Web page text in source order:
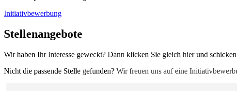
Initiativbewerbung
Stellenangebote
Wir haben Ihr Interesse geweckt? Dann klicken Sie gleich hier und
Nicht die passende Stelle gefunden? Wir freuen uns auf eine